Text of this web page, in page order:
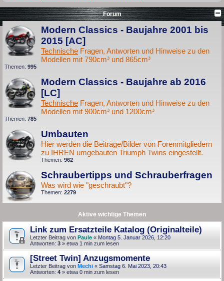
Forum
Modern Classics - Baujahre 2001 bis
2015 [AC]
Technische Fragen, Antworten und Hinweise zu den
Modellen mit 790cm³ und 865cm³
Themen: 995
Modern Classics - Baujahre ab 2016
[LC]
Technische Fragen, Antworten und Hinweise zu den
Modellen mit 900cm³ und 1200cm³
Themen: 785
Umbauten
Hier werden die Beiträge/Bilder von Forenmitgliedern
zu IHREN umgebauten Triumph Twins eingestellt.
Themen: 962
Schraubertipps und Schrauberfragen
Was wird wie "geschraubt"?
Themen: 2279
Aktive wichtige Themen
Link zum Ersatzteile Katalog (Originalteile)
Letzter Beitrag von Paule « Montag 5. Januar 2026, 12:20
Antworten: 3 » etwa 1 min zum lesen
[Street Twin] Anzugsmomente
Letzter Beitrag von Mechi « Samstag 6. Mai 2023, 20:43
Antworten: 4 » etwa 0 min zum lesen